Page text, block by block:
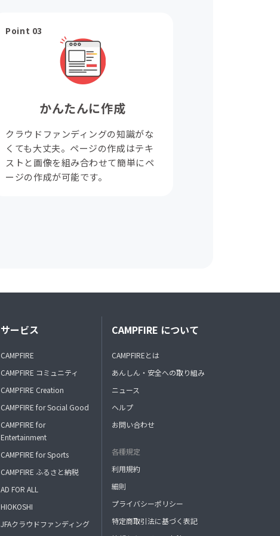
Point 03
かんたんに作成
クラウドファンディングの知識がな
くても大丈夫。ページの作成はテキ
ストと画像を組み合わせて簡単にペ
ージの作成が可能です。
サービス
CAMPFIRE
CAMPFIRE コミュニティ
CAMPFIRE Creation
CAMPFIRE for Social Good
CAMPFIRE for
Entertainment
CAMPFIRE for Sports
CAMPFIRE ふるさと納税
AD FOR ALL
HIOKOSHI
JFAクラウドファンディング
CAMPFIRE について
CAMPFIREとは
あんしん・安全への取り組み
ニュース
ヘルプ
お問い合わせ
各種規定
利用規約
細則
プライバシーポリシー
特定商取引法に基づく表記